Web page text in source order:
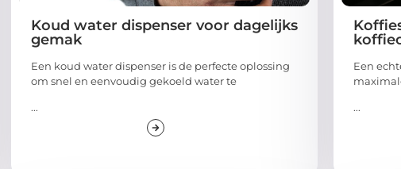
Koud water dispenser voor dagelijks
gemak
Een koud water dispenser is de perfecte oplossing
om snel en eenvoudig gekoeld water te
...
Een
...